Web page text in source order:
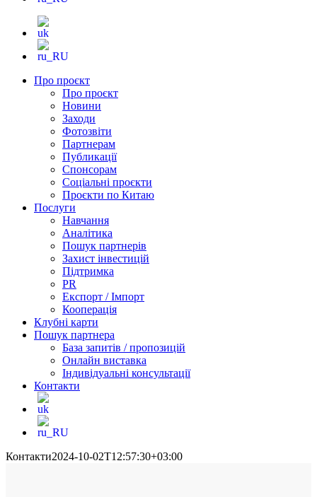
Про проєкт
Про проєкт
Новини
Заходи
Фотозвіти
Партнерам
Публикації
Спонсорам
Соціальні проєкти
Проєкти по Китаю
Послуги
Навчання
Аналітика
Пошук партнерів
Захист інвестицій
Підтримка
PR
Експорт / Імпорт
Кооперація
Клубні карти
Пошук партнера
База запитів / пропозицій
Онлайн виставка
Індивідуальні консультації
Контакти
Контакти2024-10-02T12:57:30+03:00